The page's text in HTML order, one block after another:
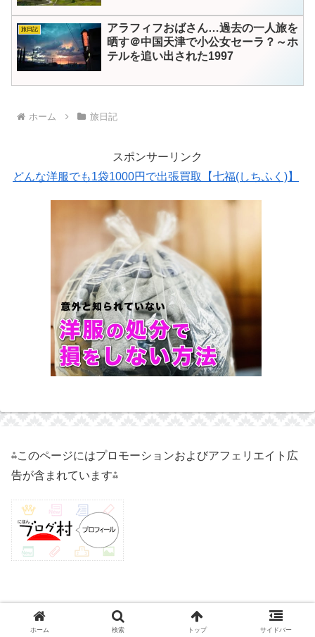
旅日記
アラフィフおばさん…過去の一人旅を
晒す＠中国天津で小公女セーラ？～ホ
テルを追い出された1997
ホーム 旅日記
スポンサーリンク
どんな洋服でも1袋1000円で出張買取【七福(しちふく)】
⁂このページにはプロモーションおよびアフェリエイト広
告が含まれています⁂
© 2021 50代独身実家暮らしのハイ子.
ホーム 検索 トップ サイドバー